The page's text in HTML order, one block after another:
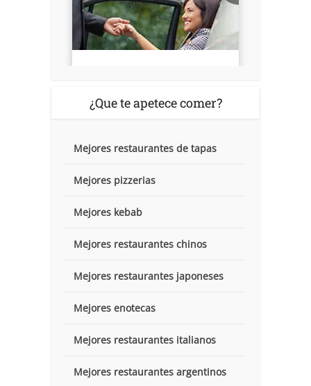
¿Que te apetece comer?
Mejores restaurantes de tapas
Mejores pizzerias
Mejores kebab
Mejores restaurantes chinos
Mejores restaurantes japoneses
Mejores enotecas
Mejores restaurantes italianos
Mejores restaurantes argentinos